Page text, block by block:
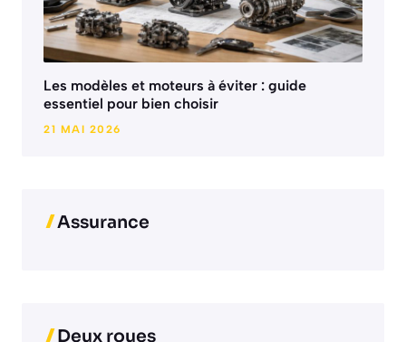
Les modèles et moteurs à éviter : guide
essentiel pour bien choisir
21 MAI 2026
Assurance
Deux roues